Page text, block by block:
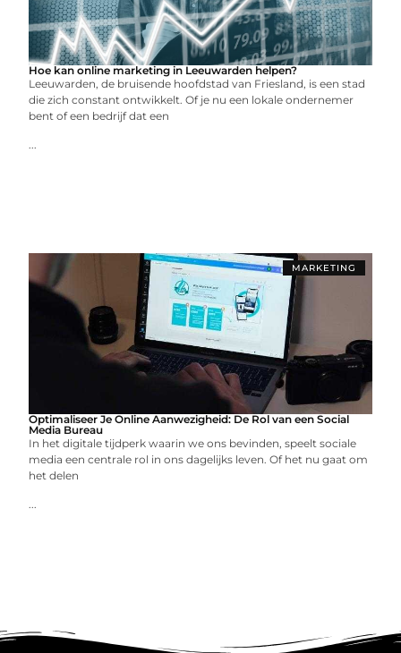
Hoe kan online marketing in Leeuwarden helpen?
Leeuwarden, de bruisende hoofdstad van Friesland, is een stad
die zich constant ontwikkelt. Of je nu een lokale ondernemer
bent of een bedrijf dat een
...
MARKETING
Optimaliseer Je Online Aanwezigheid: De Rol van een Social
Media Bureau
In het digitale tijdperk waarin we ons bevinden, speelt sociale
media een centrale rol in ons dagelijks leven. Of het nu gaat om
het delen
...